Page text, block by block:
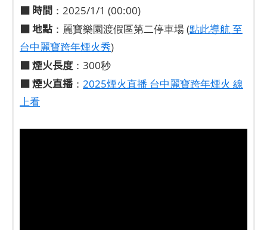
■ 時間 ：2025/1/1 (00:00)
■ 地點 ：麗寶樂園渡假區第二停車場 (點此導航 至
台中麗寶跨年煙火秀)
■ 煙火長度：300秒
■ 煙火直播 ： 2025煙火直播 台中麗寶跨年煙火 線
上看